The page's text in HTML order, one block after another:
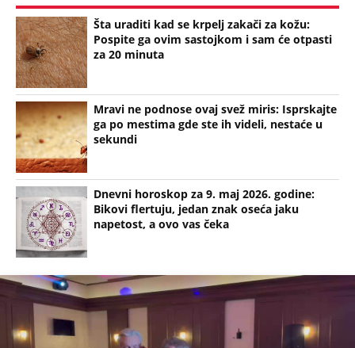
Šta uraditi kad se krpelj zakači za kožu:
Pospite ga ovim sastojkom i sam će otpasti
za 20 minuta
Mravi ne podnose ovaj svež miris: Isprskajte
ga po mestima gde ste ih videli, nestaće u
sekundi
Dnevni horoskop za 9. maj 2026. godine:
Bikovi flertuju, jedan znak oseća jaku
napetost, a ovo vas čeka